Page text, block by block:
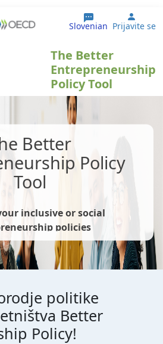
Slovenian User
Prijavite se
The Better
Entrepreneurship
Policy Tool
Better
Policy
Tool
inclusive or social
policies
politike
Better
Policy!